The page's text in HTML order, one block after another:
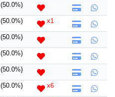
風水號分類
生天延/貴財成
五行
易經六四卦象
(50.0%)
(50.0%) x1
(50.0%)
(50.0%)
(50.0%)
(50.0%) x6